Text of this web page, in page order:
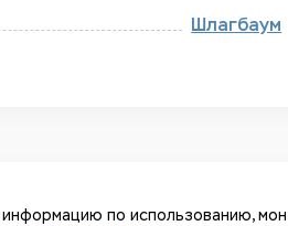
Шлагбаум
по использованию,